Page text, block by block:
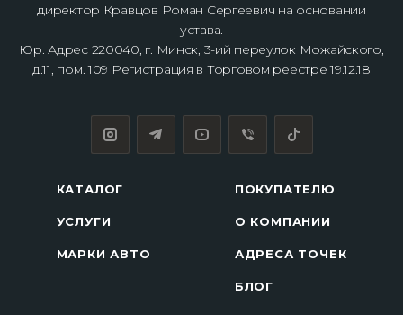
директор Кравцов Роман Сергеевич на основании
устава.
Юр. Адрес 220040, г. Минск, 3-ий переулок Можайского,
д.11, пом. 109 Регистрация в Торговом реестре 19.12.18
КАТАЛОГ
УСЛУГИ
МАРКИ АВТО
ПОКУПАТЕЛЮ
О КОМПАНИИ
АДРЕСА ТОЧЕК
БЛОГ